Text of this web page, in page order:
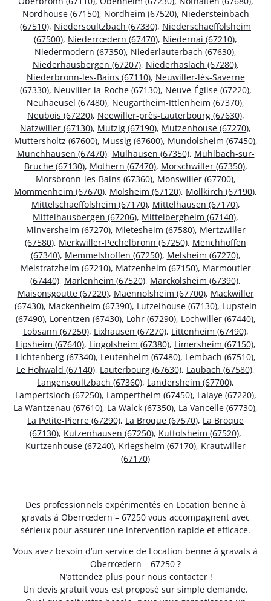
Nordhouse (67150), Nordheim (67520), Niedersteinbach
(67510), Niedersoultzbach (67330), Niederschaeffolsheim
(67500), Niederrœdern (67470), Niedernai (67210),
Niedermodern (67350), Niederlauterbach (67630),
Niederhausbergen (67207), Niederhaslach (67280),
Niederbronn-les-Bains (67110), Neuwiller-lès-Saverne
(67330), Neuviller-la-Roche (67130), Neuve-Église (67220),
Neuhaeusel (67480), Neugartheim-Ittlenheim (67370),
Neubois (67220), Neewiller-près-Lauterbourg (67630),
Natzwiller (67130), Mutzig (67190), Mutzenhouse (67270),
Muttersholtz (67600), Mussig (67600), Mundolsheim (67450),
Munchhausen (67470), Mulhausen (67350), Muhlbach-sur-
Bruche (67130), Mothern (67470), Morschwiller (67350),
Morsbronn-les-Bains (67360), Monswiller (67700),
Mommenheim (67670), Molsheim (67120), Mollkirch (67190),
Mittelschaeffolsheim (67170), Mittelhausen (67170),
Mittelhausbergen (67206), Mittelbergheim (67140),
Minversheim (67270), Mietesheim (67580), Mertzwiller
(67580), Merkwiller-Pechelbronn (67250), Menchhoffen
(67340), Memmelshoffen (67250), Melsheim (67270),
Meistratzheim (67210), Matzenheim (67150), Marmoutier
(67440), Marlenheim (67520), Marckolsheim (67390),
Maisonsgoutte (67220), Maennolsheim (67700), Mackwiller
(67430), Mackenheim (67390), Lutzelhouse (67130), Lupstein
(67490), Lorentzen (67430), Lohr (67290), Lochwiller (67440),
Lobsann (67250), Lixhausen (67270), Littenheim (67490),
Lipsheim (67640), Lingolsheim (67380), Limersheim (67150),
Lichtenberg (67340), Leutenheim (67480), Lembach (67510),
Le Hohwald (67140), Lauterbourg (67630), Laubach (67580),
Langensoultzbach (67360), Landersheim (67700),
Lampertsloch (67250), Lampertheim (67450), Lalaye (67220),
La Wantzenau (67610), La Walck (67350), La Vancelle (67730),
La Petite-Pierre (67290), La Broque (67570), La Broque
(67130), Kutzenhausen (67250), Kuttolsheim (67520),
Kurtzenhouse (67240), Kriegsheim (67170), Krautwiller
(67170)
Des professionnels expérimentés en Location benne à
gravats à Oberrœdern – 67250 vous accompagnent avec
sérieux pour assurer une intervention rapide et efficace.
Vous avez besoin d’un service de Location benne à gravats à
Oberrœdern – 67250 ?
N’attendez plus pour nous contacter !
Un devis gratuit vous est proposé sur simple demande.